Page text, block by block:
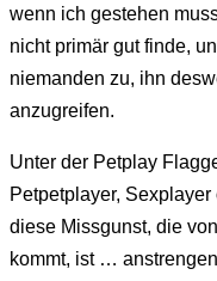
wenn ich gestehen
nicht primär gut finde,
niemanden zu, ihn
anzugreifen.
Unter der Petplay
Petpetplayer,
diese Missgunst, die
kommt, ist …